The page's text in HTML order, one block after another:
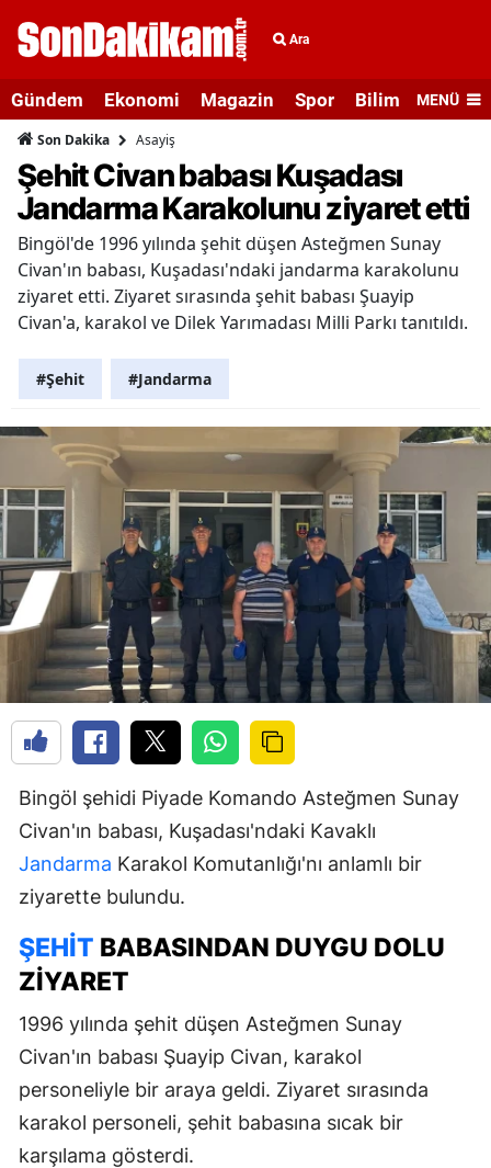
Ara
Gündem Ekonomi Magazin Spor Bilim veMENÜ
Son Dakika Asayiş
Şehit Civan babası Kuşadası
Jandarma Karakolunu ziyaret etti
Bingöl'de 1996 yılında şehit düşen Asteğmen Sunay
Civan'ın babası, Kuşadası'ndaki jandarma karakolunu
ziyaret etti. Ziyaret sırasında şehit babası Şuayip
Civan'a, karakol ve Dilek Yarımadası Milli Parkı tanıtıldı.
#Şehit #Jandarma
Bingöl şehidi Piyade Komando Asteğmen Sunay
Civan'ın babası, Kuşadası'ndaki Kavaklı
Jandarma Karakol Komutanlığı'nı anlamlı bir
ziyarette bulundu.
ŞEHIT BABASINDAN DUYGU DOLU
ZIYARET
1996 yılında şehit düşen Asteğmen Sunay
Civan'ın babası Şuayip Civan, karakol
personeliyle bir araya geldi. Ziyaret sırasında
karakol personeli, şehit babasına sıcak bir
karşılama gösterdi.